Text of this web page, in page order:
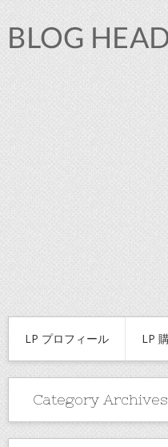
LP プロフィール LP
Category